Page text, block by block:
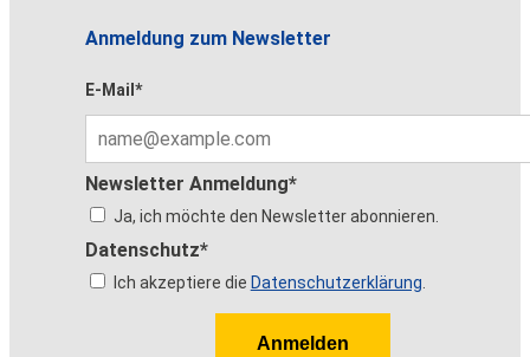
Anmeldung zum Newsletter
E-Mail*
Newsletter Anmeldung*
Ja, ich möchte den Newsletter abonnieren.
Datenschutz*
Ich akzeptiere die Datenschutzerklärung
Anmelden